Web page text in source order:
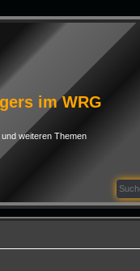
im WRG
weiteren Themen